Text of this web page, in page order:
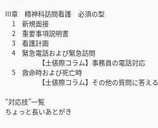
III章 精神科訪問看護 必須の型
1 新規面接
2 重要事項説明書
3 看護計画
4 緊急電話および緊急訪問
【土俵際コラム】事務員の電話対応
5 救命時および死亡時
【土俵際コラム】その他の質問に答える
“対応技”一覧
ちょっと長いあとがき